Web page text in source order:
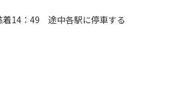
14：49 途中各駅に停車する